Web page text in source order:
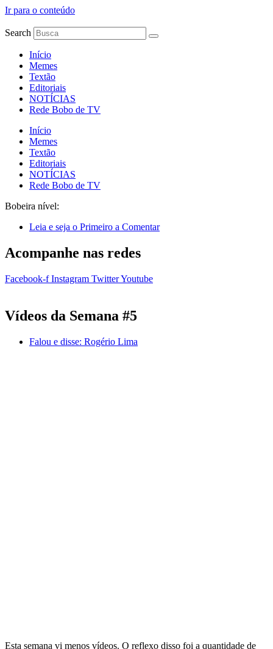
Ir para o conteúdo
Search
Início
Memes
Textão
Editoriais
NOTÍCIAS
Rede Bobo de TV
Início
Memes
Textão
Editoriais
NOTÍCIAS
Rede Bobo de TV
Bobeira nível:
Leia e seja o Primeiro a Comentar
Acompanhe nas redes
Facebook-f Instagram TwitterYoutube
Vídeos da Semana #5
Falou e disse: Rogério Lima
Esta semana vi menos vídeos. O reflexo disso foi a quantidade de